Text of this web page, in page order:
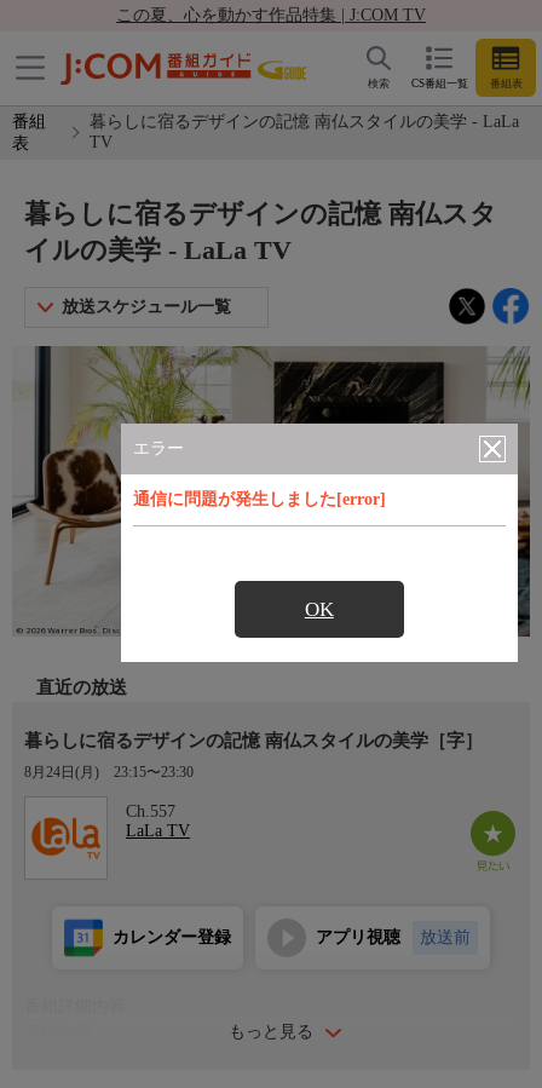
この夏、心を動かす作品特集 | J:COM TV
CS番組一覧 番組表
検索
番組
表
暮らしに宿るデザインの記憶 南仏スタイルの美学 - LaLa
TV
エラー
通信に問題が発生しました[error]
OK
暮らしに宿るデザインの記憶 南仏スタ
イルの美学 - LaLa TV
放送スケジュール一覧
直近の放送
暮らしに宿るデザインの記憶 南仏スタイルの美学［字］
8月24日(月) 23:15〜23:30
Ch.557
LaLa TV
もっと見る
カレンダー登録 アプリ視聴 放送前